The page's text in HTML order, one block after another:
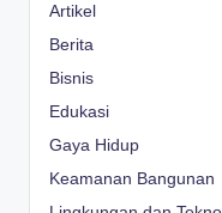
Artikel
Berita
Bisnis
Edukasi
Gaya Hidup
Keamanan Bangunan